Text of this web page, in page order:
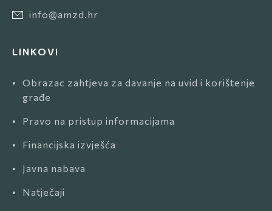
info@amzd.hr
LINKOVI
•
Obrazac zahtjeva za davanje na uvid i korištenje
građe
• Pravo na pristup informacijama
• Financijska izvješća
• Javna nabava
• Natječaji